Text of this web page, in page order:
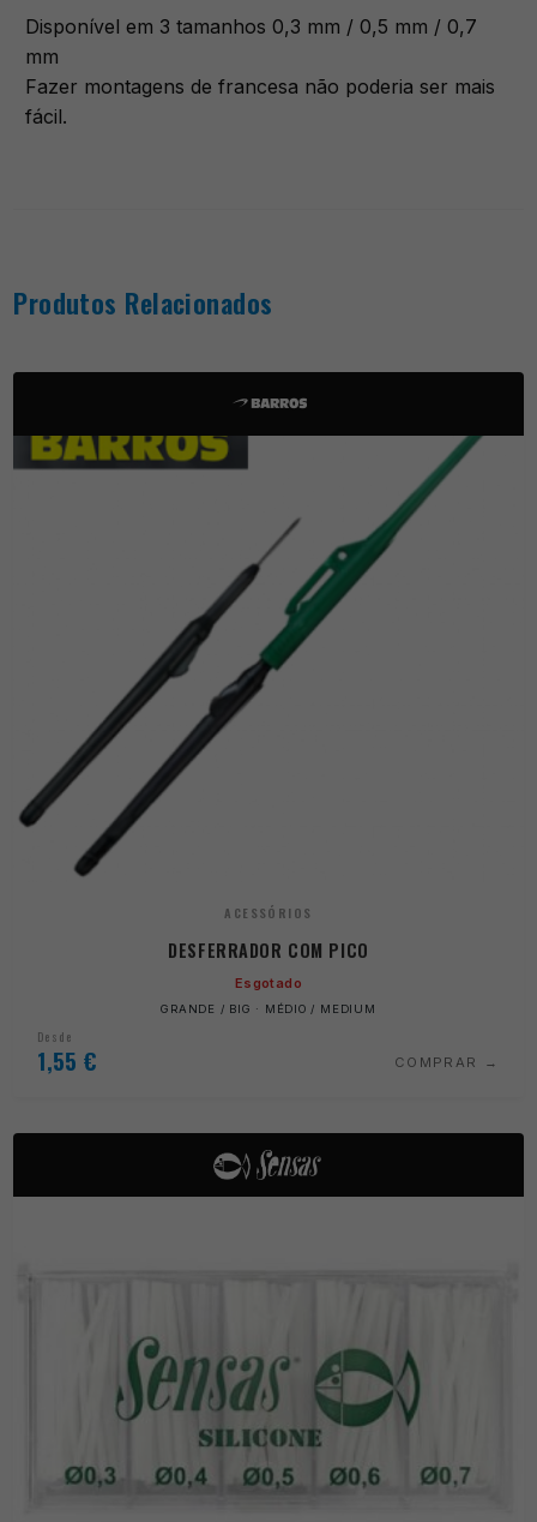
Disponível em 3 tamanhos 0,3 mm / 0,5 mm / 0,7
mm
Fazer montagens de francesa não poderia ser mais
fácil.
Produtos Relacionados
ACESSÓRIOS
DESFERRADOR COM PICO
Esgotado
GRANDE / BIG · MÉDIO / MEDIUM
Desde
1,55 € COMPRAR